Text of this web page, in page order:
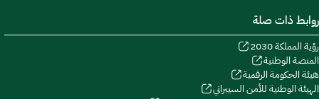
روابط ذات صلة
رؤية المملكة 2030
المنصة الوطنية
هيئة الحكومة الرقمية
الهيئة الوطنية للأمن السيبراني